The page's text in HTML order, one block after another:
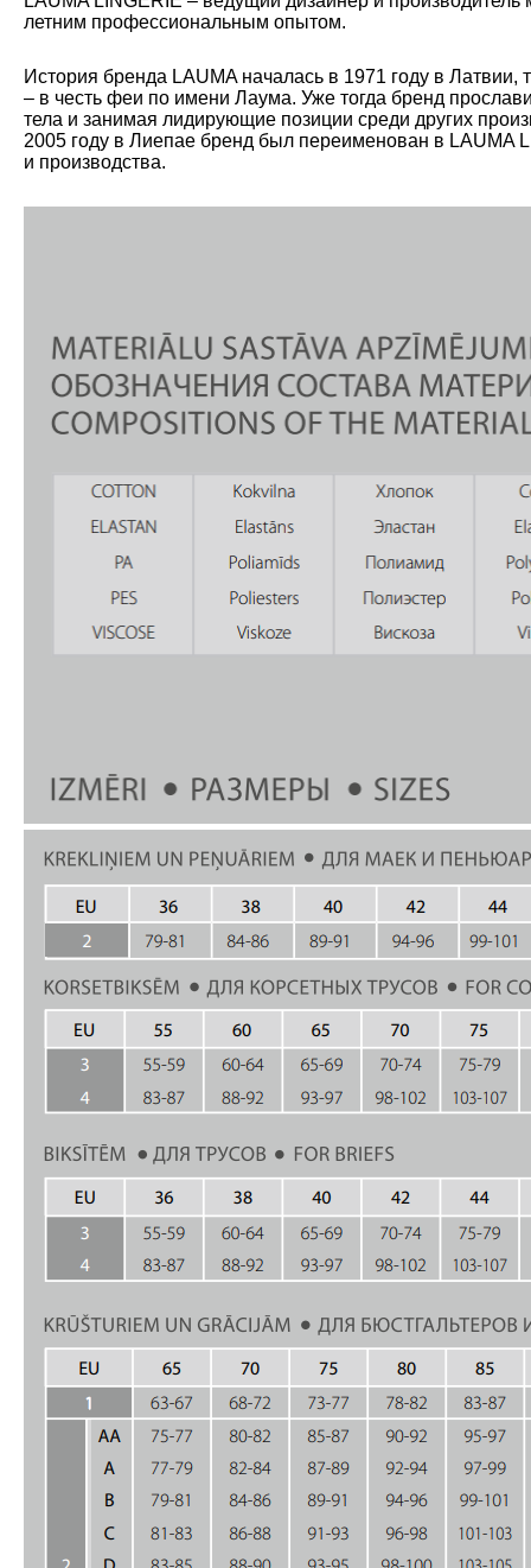
летним профессиональным опытом.
История бренда LAUMA началась в 1971 году в
– в честь феи по имени Лаума. Уже тогда бренд
тела и занимая лидирующие позиции среди других
2005 году в Лиепае бренд был переименован в LAUMA
и производства.